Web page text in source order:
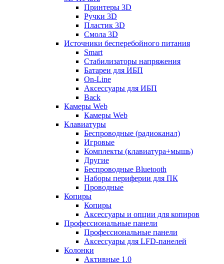
Принтеры 3D
Ручки 3D
Пластик 3D
Смола 3D
Источники бесперебойного питания
Smart
Стабилизаторы напряжения
Батареи для ИБП
On-Line
Аксессуары для ИБП
Back
Камеры Web
Камеры Web
Клавиатуры
Беспроводные (радиоканал)
Игровые
Комплекты (клавиатура+мышь)
Другие
Беспроводные Bluetooth
Наборы периферии для ПК
Проводные
Копиры
Копиры
Аксессуары и опции для копиров
Профессиональные панели
Профессиональные панели
Аксессуары для LFD-панелей
Колонки
Активные 1.0